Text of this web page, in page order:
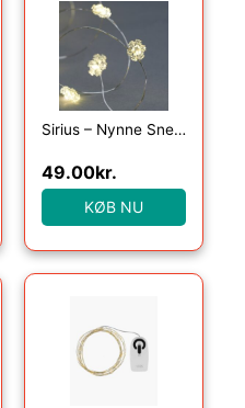
Sirius – Nynne Snefnug 20 Lys, Klar/Sølv
49.00kr.
KØB NU
var: 649.00kr..
pris er: 570.00kr..